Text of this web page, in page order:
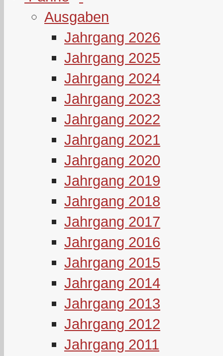
Ausgaben
Jahrgang 2026
Jahrgang 2025
Jahrgang 2024
Jahrgang 2023
Jahrgang 2022
Jahrgang 2021
Jahrgang 2020
Jahrgang 2019
Jahrgang 2018
Jahrgang 2017
Jahrgang 2016
Jahrgang 2015
Jahrgang 2014
Jahrgang 2013
Jahrgang 2012
Jahrgang 2011